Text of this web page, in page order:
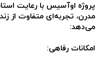
پروژه اوآسیس با رعایت
مدرن، تجربه‌ای متفاوت از
می‌دهد:
امکانات رفاهی: